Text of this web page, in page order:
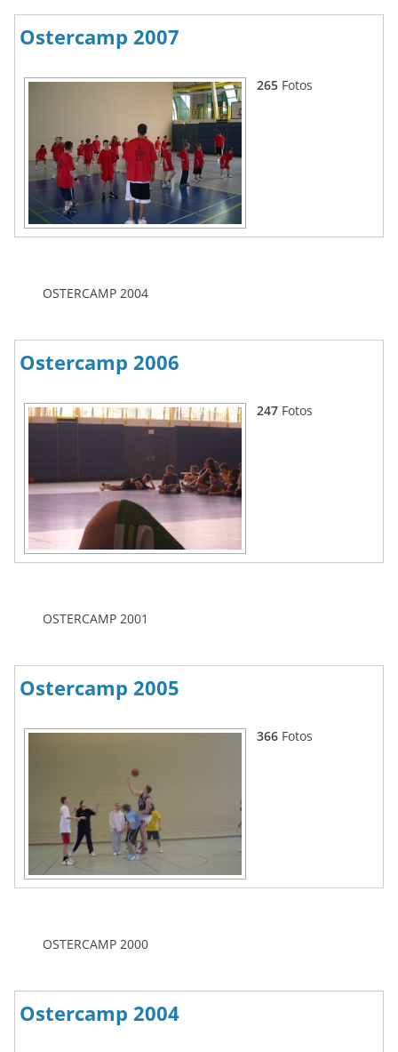
Ostercamp 2007
265 Fotos
OSTERCAMP 2004
Ostercamp 2006
247 Fotos
OSTERCAMP 2001
Ostercamp 2005
366 Fotos
OSTERCAMP 2000
Ostercamp 2004